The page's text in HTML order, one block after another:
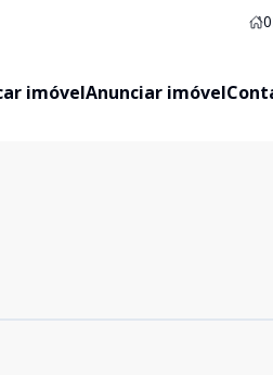
imóvelAnunciar imóvel